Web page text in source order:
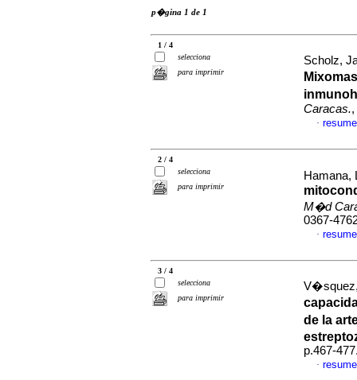
p�gina 1 de 1
1 / 4
selecciona
para imprimir
Scholz,
Caracas.
·
2 / 4
selecciona
para imprimir
M�d
0367-
·
3 / 4
selecciona
para imprimir
de la
p.467-
·